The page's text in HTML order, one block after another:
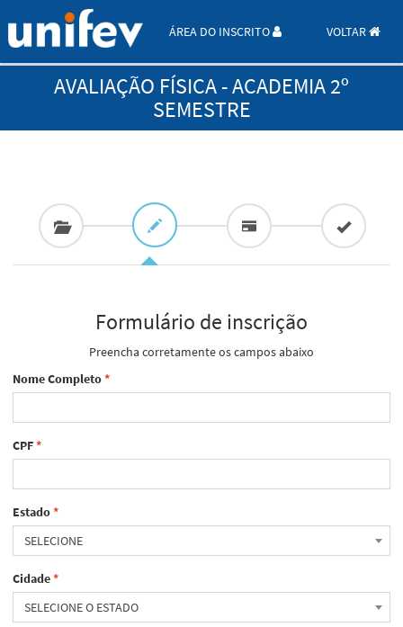
ÁREA DO INSCRITO VOLTAR
AVALIAÇÃO FÍSICA - ACADEMIA 2º
SEMESTRE
Formulário de inscrição
Preencha corretamente os campos abaixo
Nome Completo*
CPF*
Estado*
SELECIONE
Cidade*
SELECIONE O ESTADO